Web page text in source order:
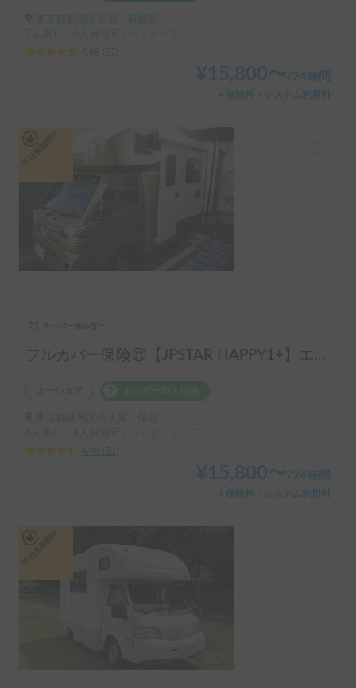
東京都新宿区新宿, ' 新宿駅
4.98
57
¥ 15,800〜 /24時間
＋保険料・システム利用料
フルカバー保険😌【JPSTAR HAPPY1+】エアコン完備！ペット歓迎🐾配車先多数🐾《西東京キャンピングカーレンタル》
カーシェア
東京都練馬区南大泉, ' 保谷
4.98
53
¥ 15,800〜 /24時間
＋保険料・システム利用料